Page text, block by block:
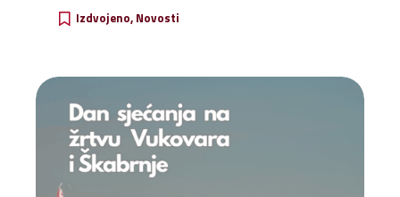
Izdvojeno Novosti